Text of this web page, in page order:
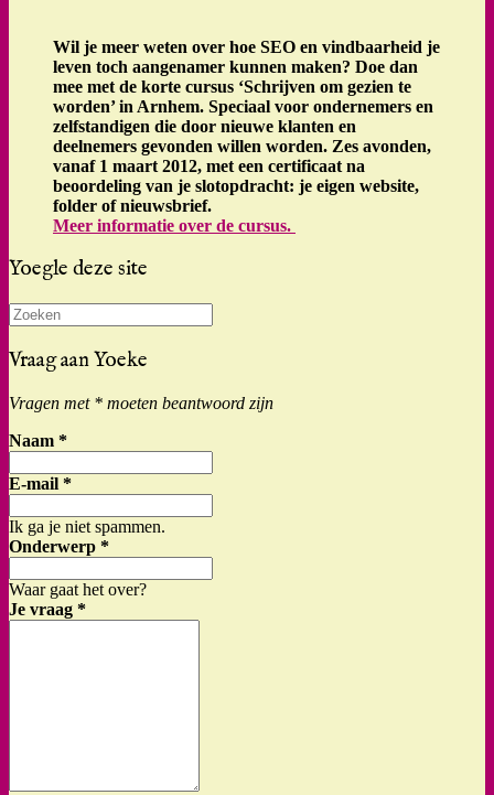
Wil je meer weten over hoe SEO en vindbaarheid je
leven toch aangenamer kunnen maken? Doe dan
mee met de korte cursus ‘Schrijven om gezien te
worden’ in Arnhem. Speciaal voor ondernemers en
zelfstandigen die door nieuwe klanten en
deelnemers gevonden willen worden. Zes avonden,
vanaf 1 maart 2012, met een certificaat na
beoordeling van je slotopdracht: je eigen website,
folder of nieuwsbrief.
Meer informatie over de cursus.
Yoegle deze site
Zoeken
naar:
Vraag aan Yoeke
Vragen met * moeten beantwoord zijn
Naam *
E-mail *
Ik ga je niet spammen.
Onderwerp *
Waar gaat het over?
Je vraag *